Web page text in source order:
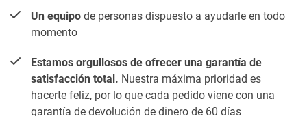
Un equipo de personas dispuesto a ayudarle en todo
momento
Estamos orgullosos de ofrecer una garantía de
satisfacción total. Nuestra máxima prioridad es
hacerte feliz, por lo que cada pedido viene con una
garantía de devolución de dinero de 60 días